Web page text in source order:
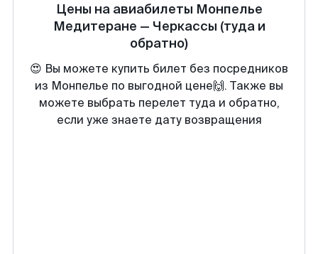
Цены на авиабилеты Монпелье
Медитеране — Черкассы (туда и
обратно)
😍 Вы можете купить билет без посредников
из Монпелье по выгодной цене🙌. Также вы
можете выбрать перелет туда и обратно,
если уже знаете дату возвращения